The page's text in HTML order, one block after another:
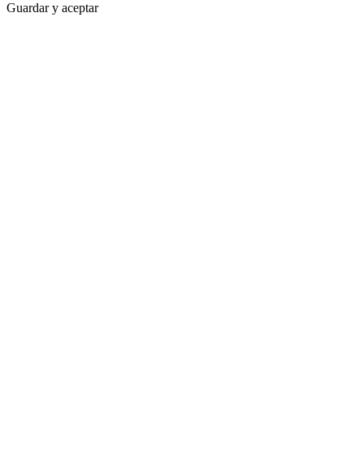
Guardar y aceptar